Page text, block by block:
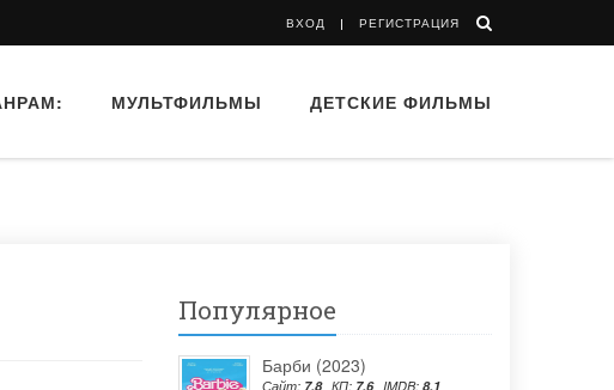
ВХОД РЕГИСТРАЦИЯ
МУЛЬТФИЛЬМЫ ДЕТСКИЕ ФИЛЬМЫ
Популярное
Барби (2023)
Сайт: 7.8 КП: 7.6 IMDB: 8.1